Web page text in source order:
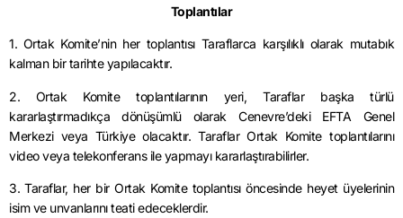
Toplantılar
1. Ortak Komite’nin her toplantısı Taraflarca karşılıklı olarak mutabık
kalman bir tarihte yapılacaktır.
2. Ortak Komite toplantılarının yeri, Taraflar başka türlü
kararlaştırmadıkça dönüşümlü olarak Cenevre’deki EFTA Genel
Merkezi veya Türkiye olacaktır. Taraflar Ortak Komite toplantılarını
video veya telekonferans ile yapmayı kararlaştırabilirler.
3. Taraflar, her bir Ortak Komite toplantısı öncesinde heyet üyelerinin
isim ve unvanlarını teati edeceklerdir.